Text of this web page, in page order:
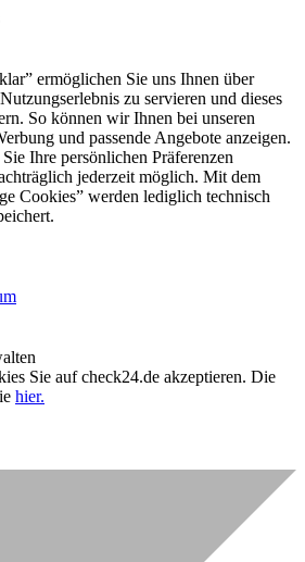
ermöglichen Sie uns Ihnen über
zu servieren und dieses
So können wir Ihnen bei unseren
und passende Angebote anzeigen.
Ihre persönlichen Präferenzen
jederzeit möglich. Mit dem
Cookies” werden lediglich technisch
Sie auf check24.de akzeptieren. Die
hier.